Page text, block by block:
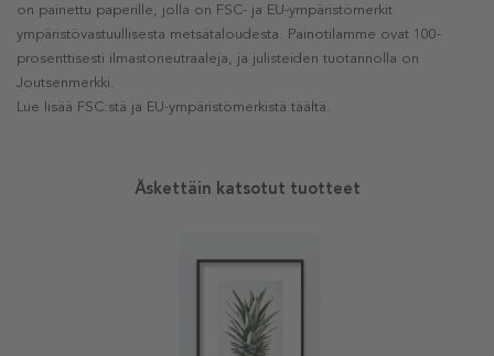
on painettu paperille, jolla on FSC- ja EU-ympäristömerkit
ympäristövastuullisesta metsätaloudesta. Painotilamme ovat 100-
prosenttisesti ilmastoneutraaleja, ja julisteiden tuotannolla on
Joutsenmerkki.
Lue lisää FSC:stä ja EU-ympäristömerkistä täältä.
Äskettäin katsotut tuotteet